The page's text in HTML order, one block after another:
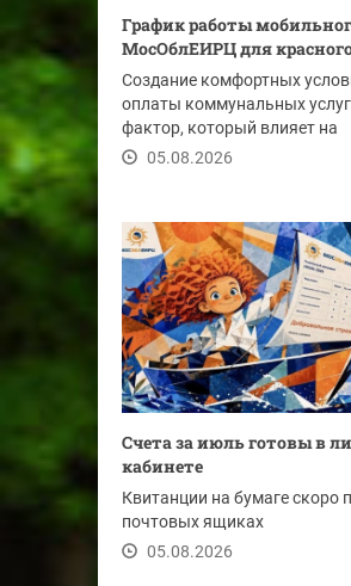
График работы
МосОблЕИРЦ для
Создание комфортных
оплаты коммунальных
фактор, который влияет на
своевременность...
05.08.2026
Счета за июль готовы в
кабинете
Квитанции на бумаге скоро
почтовых ящиках
05.08.2026